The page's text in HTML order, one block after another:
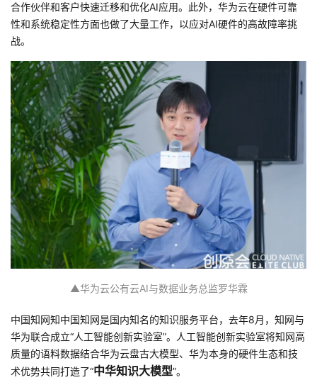
合作伙伴和客户快速迁移和优化AI应用。此外，华为云在硬件可靠
性和系统稳定性方面也做了大量工作，以应对AI硬件的高故障率挑
战。
▲华为云公有云AI与数据业务总监罗华霖
中国知网知中国知网是国内知名的知识服务平台，去年8月，知网与
华为联合成立“人工智能创新实验室”。人工智能创新实验室将知网高
质量的语料数据结合华为云盘古大模型、华为本身的硬件生态和技
术优势共同打造了“中华知识大模型”。